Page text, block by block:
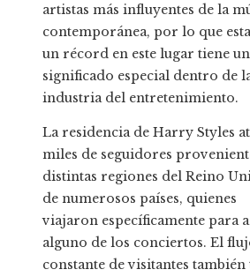
artistas más influyentes de la
contemporánea, por lo que
un récord en este lugar tiene un
significado especial dentro de
industria del entretenimiento.
La residencia de Harry Styles
miles de seguidores
distintas regiones del Reino
de numerosos países, quienes
viajaron específicamente para
alguno de los conciertos. El
constante de visitantes también